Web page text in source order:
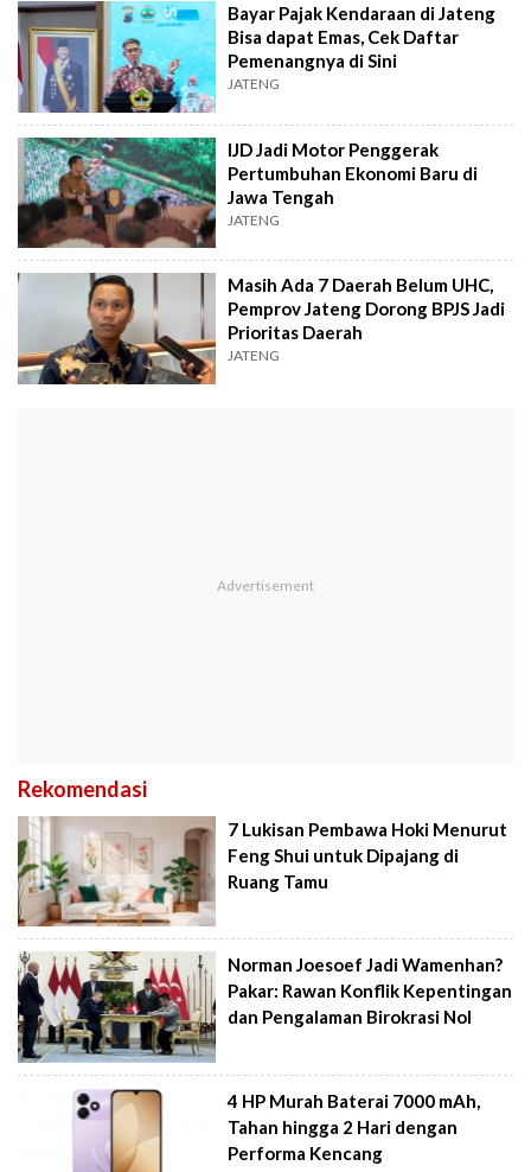
Bayar Pajak Kendaraan di Jateng
Bisa dapat Emas, Cek Daftar
Pemenangnya di Sini
JATENG
IJD Jadi Motor Penggerak
Pertumbuhan Ekonomi Baru di
Jawa Tengah
JATENG
Masih Ada 7 Daerah Belum UHC,
Pemprov Jateng Dorong BPJS Jadi
Prioritas Daerah
JATENG
Rekomendasi
7 Lukisan Pembawa Hoki Menurut
Feng Shui untuk Dipajang di
Ruang Tamu
Norman Joesoef Jadi Wamenhan?
Pakar: Rawan Konflik Kepentingan
dan Pengalaman Birokrasi Nol
4 HP Murah Baterai 7000 mAh,
Tahan hingga 2 Hari dengan
Performa Kencang